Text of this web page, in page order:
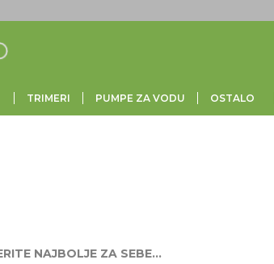
TRIMERI PUMPE ZA VODU OSTALO